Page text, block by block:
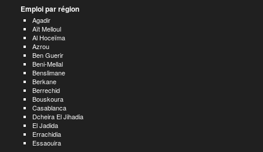
Emploi par région
Agadir
Aït Melloul
Al Hoceïma
Azrou
Ben Guerir
Beni-Mellal
Benslimane
Berkane
Berrechid
Bouskoura
Casablanca
Dcheira El Jihadia
El Jadida
Errachidia
Essaouira